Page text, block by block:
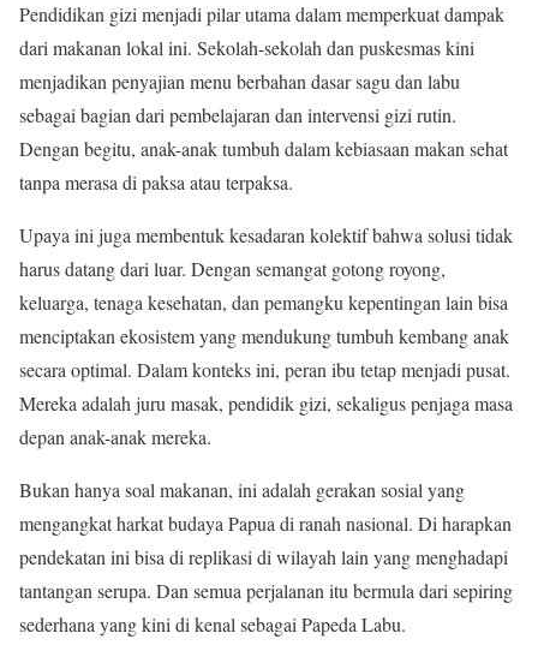
Pendidikan gizi menjadi pilar utama dalam memperkuat dampak
dari makanan lokal ini. Sekolah-sekolah dan puskesmas kini
menjadikan penyajian menu berbahan dasar sagu dan labu
sebagai bagian dari pembelajaran dan intervensi gizi rutin.
Dengan begitu, anak-anak tumbuh dalam kebiasaan makan sehat
tanpa merasa di paksa atau terpaksa.
Upaya ini juga membentuk kesadaran kolektif bahwa solusi tidak
harus datang dari luar. Dengan semangat gotong royong,
keluarga, tenaga kesehatan, dan pemangku kepentingan lain bisa
menciptakan ekosistem yang mendukung tumbuh kembang anak
secara optimal. Dalam konteks ini, peran ibu tetap menjadi pusat.
Mereka adalah juru masak, pendidik gizi, sekaligus penjaga masa
depan anak-anak mereka.
Bukan hanya soal makanan, ini adalah gerakan sosial yang
mengangkat harkat budaya Papua di ranah nasional. Di harapkan
pendekatan ini bisa di replikasi di wilayah lain yang menghadapi
tantangan serupa. Dan semua perjalanan itu bermula dari sepiring
sederhana yang kini di kenal sebagai Papeda Labu.